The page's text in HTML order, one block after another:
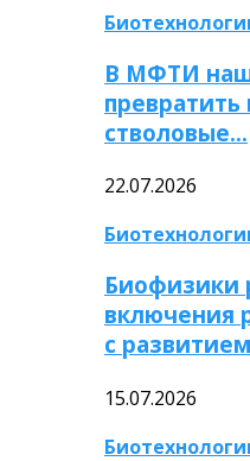
В МФТИ
стволовые…
22.07.2026
Биофизики
включения
с
15.07.2026